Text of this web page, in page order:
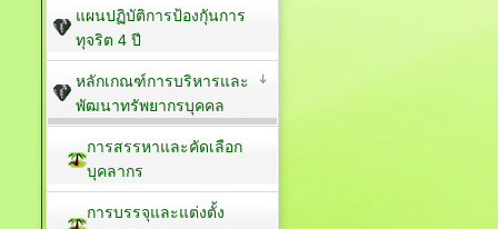
แผนปฏิบัติการป้องกัุนการ
ทุจริต 4 ปี
หลักเกณฑ์การบริหารและ
พัฒนาทรัพยากรบุคคล
การสรรหาและคัดเลือก
บุคลากร
การบรรจุและแต่งตั้ง